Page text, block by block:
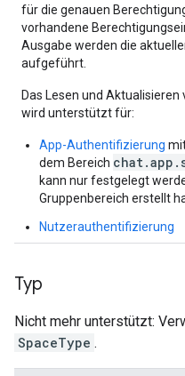
für die genauen
vorhandene
Ausgabe werden die
aufgeführt.
Das Lesen und
wird unterstützt für:
App-Authentifizierung
dem Bereich
kann nur festgelegt
Gruppenbereich erstellt
Nutzerauthentifizierung
Typ
Nicht mehr unterstützt:
SpaceType .